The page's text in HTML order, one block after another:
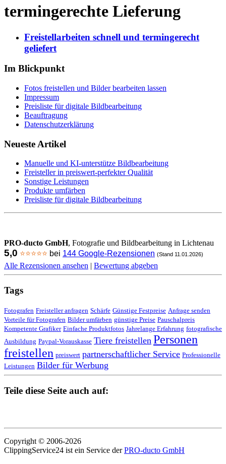
termingerechte Lieferung
Freistellarbeiten schnell und termingerecht
geliefert
Im Blickpunkt
Fotos freistellen und Bilder bearbeiten lassen
Impressum
Preisliste für digitale Bildbearbeitung
Beauftragung
Datenschutzerklärung
Neueste Artikel
Manuelle und KI-unterstütze Bildbearbeitung
Freisteller in preiswert-perfekter Qualität
Sonstige Leistungen
Produkte umfärben
Preisliste für digitale Bildbearbeitung
PRO-ducto GmbH, Fotografie und Bildbearbeitung in Lichtenau
5,0 ⭐⭐⭐⭐⭐ bei 144 Google-Rezensionen (Stand 11.01.2026)
Alle Rezensionen ansehen | Bewertung abgeben
Tags
Fotografen Freisteller anfragen Schärfe Günstige Festpreise Anfrage senden
Vorteile für Fotografen Bilder umfärben günstige Preise Pauschalpreis
Kompetente Grafiker Einfache Produktfotos Jahrelange Erfahrung fotografische
Ausbildung Paypal-Vorauskasse Tiere freistellen Personen
freistellen preiswert partnerschaftlicher Service Professionelle
Leistungen Bilder für Werbung
Teile diese Seite auch auf:
Copyright © 2006-2026
ClippingService24 ist ein Service derPRO-ducto GmbH